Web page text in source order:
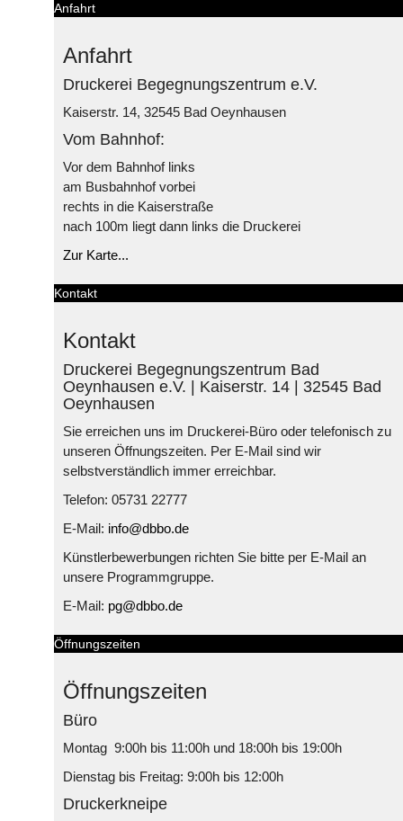
Anfahrt
Anfahrt
Druckerei Begegnungszentrum e.V.
Kaiserstr. 14, 32545 Bad Oeynhausen
Vom Bahnhof:
Vor dem Bahnhof links
am Busbahnhof vorbei
rechts in die Kaiserstraße
nach 100m liegt dann links die Druckerei
Zur Karte...
Kontakt
Kontakt
Druckerei Begegnungszentrum Bad
Oeynhausen e.V. | Kaiserstr. 14 | 32545 Bad
Oeynhausen
Sie erreichen uns im Druckerei-Büro oder telefonisch zu
unseren Öffnungszeiten. Per E-Mail sind wir
selbstverständlich immer erreichbar.
Telefon: 05731 22777
E-Mail: info@dbbo.de
Künstlerbewerbungen richten Sie bitte per E-Mail an
unsere Programmgruppe.
E-Mail: pg@dbbo.de
Öffnungszeiten
Öffnungszeiten
Büro
Montag 9:00h bis 11:00h und 18:00h bis 19:00h
Dienstag bis Freitag: 9:00h bis 12:00h
Druckerkneipe